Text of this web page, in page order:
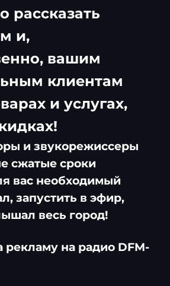
рассказать
и,
вашим
клиентам
и услугах,
и звукорежиссеры
сжатые сроки
вас необходимый
запустить в эфир,
весь город!
рекламу на радио DFM-